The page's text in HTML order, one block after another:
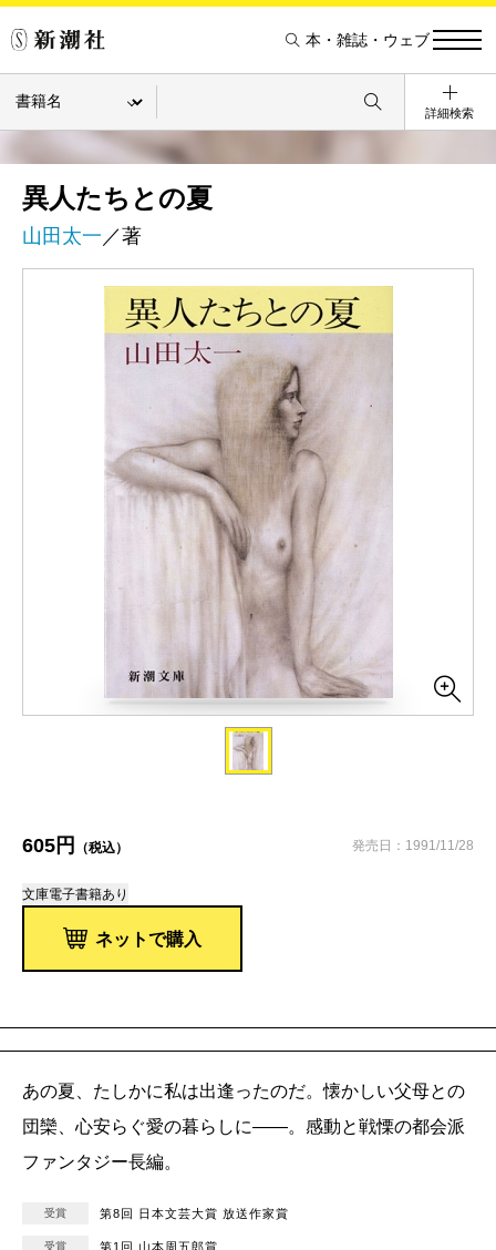
本・雑誌・ウェブ
詳細検索
異人たちとの夏
山田太一 ／著
605円 （税込） 発売日：1991/11/28
文庫電子書籍あり
ネットで購入
あの夏、たしかに私は出逢ったのだ。懐かしい父母との
団欒、心安らぐ愛の暮らしに――。感動と戦慄の都会派
ファンタジー長編。
受賞 第8回 日本文芸大賞 放送作家賞
受賞 第1回 山本周五郎賞